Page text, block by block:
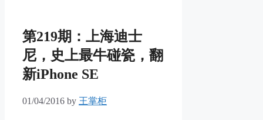
第219期：上海迪士
尼，史上最牛碰瓷，翻
新iPhone SE
01/04/2016 by 王掌柜